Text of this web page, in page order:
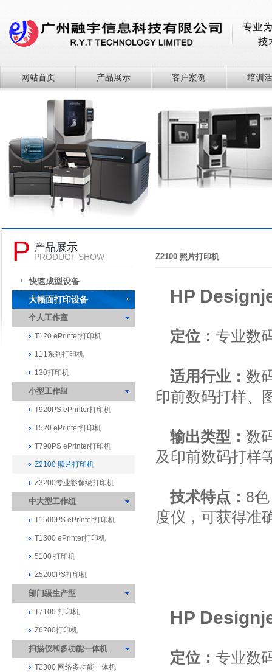
网站首页 产品展示 客户案例 培训
产品展示
P PRODUCT SHOW
快速成型设备
大幅面打印设备
个人工作室
T120 ePrinter打印机
111系列打印机
130打印机
小型工作组
T920PS ePrinter打印机
T520 ePrinter打印机
T790PS ePrinter打印机
Z2100 照片打印机
Z3200专业影像级打印机
中大型工作组
T1500PS ePrinter打印机
T1300 ePrinter打印机
5100 打印机
Z5200PS打印机
部门级生产型
T7100 打印机
Z6200打印机
扫描仪和多功能一体机
T2300 网络多功能一体机
Z2100 照片打印机
HP
定位： 专业数
适用行业： 数
印前数码打样、
输出类型： 数
及印前数码打样
技术特点： 8
度仪，可获得准
HP
定位： 专业数